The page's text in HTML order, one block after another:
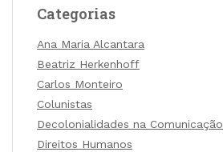
Categorias
Ana Maria Alcantara
Beatriz Herkenhoff
Carlos Monteiro
Colunistas
Decolonialidades na Comunicação
Direitos Humanos